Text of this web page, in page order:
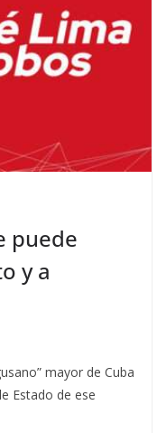
puede
y a
mayor de Cuba
Estado de ese